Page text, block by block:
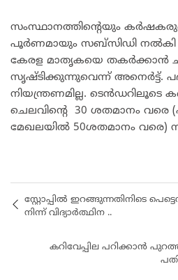
സംസ്ഥാനത്തിന്റെയും
പൂർണമായും സബ്സിഡി നൽകി
കേരള മാതൃകയെ തകർക്കാൻ
സൃഷ്ടിക്കുന്നുവെന്ന്‌ അനെർട്ട്‌.
നിയന്ത്രണമില്ല. ടെൻഡറിലൂടെ
ചെലവിന്റെ 30 ശതമാനം
മേഖലയിൽ 50ശതമാനം വരെ)
സ്റ്റോപ്പിൽ ഇറങ്ങുന്നതിനിടെ
നിന്ന് വിദ്യാർത്ഥിന ..
കറിവേപ്പില പറിക്കാൻ